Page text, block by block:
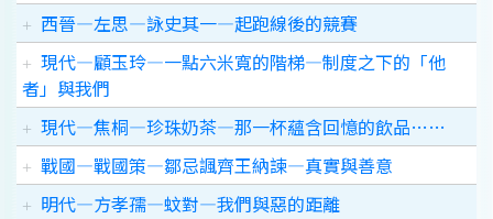
西晉—左思—詠史其一—起跑線後的競賽
現代—顧玉玲—一點六米寬的階梯—制度之下的「他
者」與我們
現代—焦桐—珍珠奶茶—那一杯蘊含回憶的飲品……
戰國—戰國策—鄒忌諷齊王納諫—真實與善意
明代—方孝孺—蚊對—我們與惡的距離